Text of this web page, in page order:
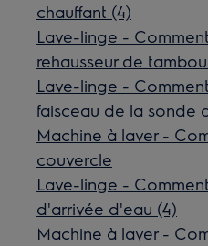
chauffant (4)
Lave-linge -
rehausseur de
Lave-linge -
faisceau de la sonde
Machine à laver -
couvercle
Lave-linge -
d'arrivée d'eau (4)
Machine à laver -